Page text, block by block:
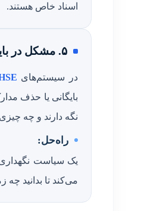
اسناد خاص هستند.
۵. مشکل در بایگانی و حذف مدارک
در سیستم‌های
بایگانی یا حذف
نگه دارند و چه
راه‌حل:
یک سیاست نگهداری
می‌کند تا بدانید چه